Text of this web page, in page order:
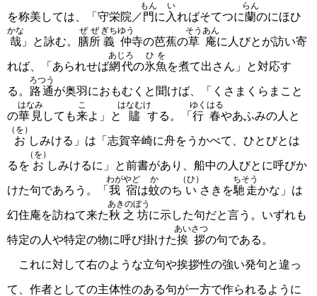
を称美しては、「守栄院／ 門
もん
に 入
い
ればそてつに蘭
らん
のにほひ
哉
かな
」と詠む。 膳所
ぜぜ
義仲
ぎちゆう
寺の芭蕉の草庵
そうあん
に人びとが訪い寄
れば、「あられせば網代
あじろ
の氷魚
ひを
を煮て出さん」と対応す
る。 路通
ろつう
が奥羽におもむくと聞けば、「くさまくらまこと
の華見
はなみ
しても来
こ
よ」と 贐
はなむけ
する。「 行春
ゆくはる
やあふみの人と
お
（を）
しみける」は「志賀辛崎に舟をうかべて、ひとびとは
るを お
（を）
しみけるに」と前書があり、船中の人びとに呼びか
けた句であろう。「 我宿
わがやど
は蚊
か
のち い
（ひ）
さきを馳走
ちそう
かな」は
幻住庵を訪ねて来た秋之坊
あきのぼう
に示した句だと言う。いずれも
特定の人や特定の物に呼び掛けた挨拶
あいさつ
の句である。
これに対して右のような立句や挨拶性の強い発句と違っ
て、作者としての主体性のある句が一方で作られるように